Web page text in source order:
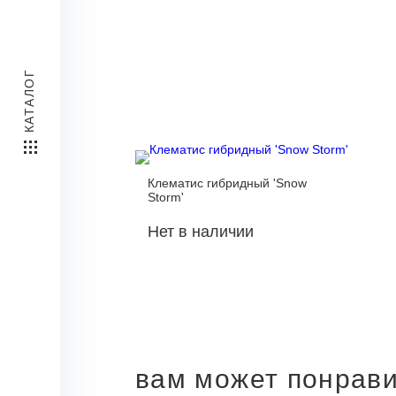
КАТАЛОГ
Клематис гибридный 'Snow
Storm'
Нет в наличии
вам может